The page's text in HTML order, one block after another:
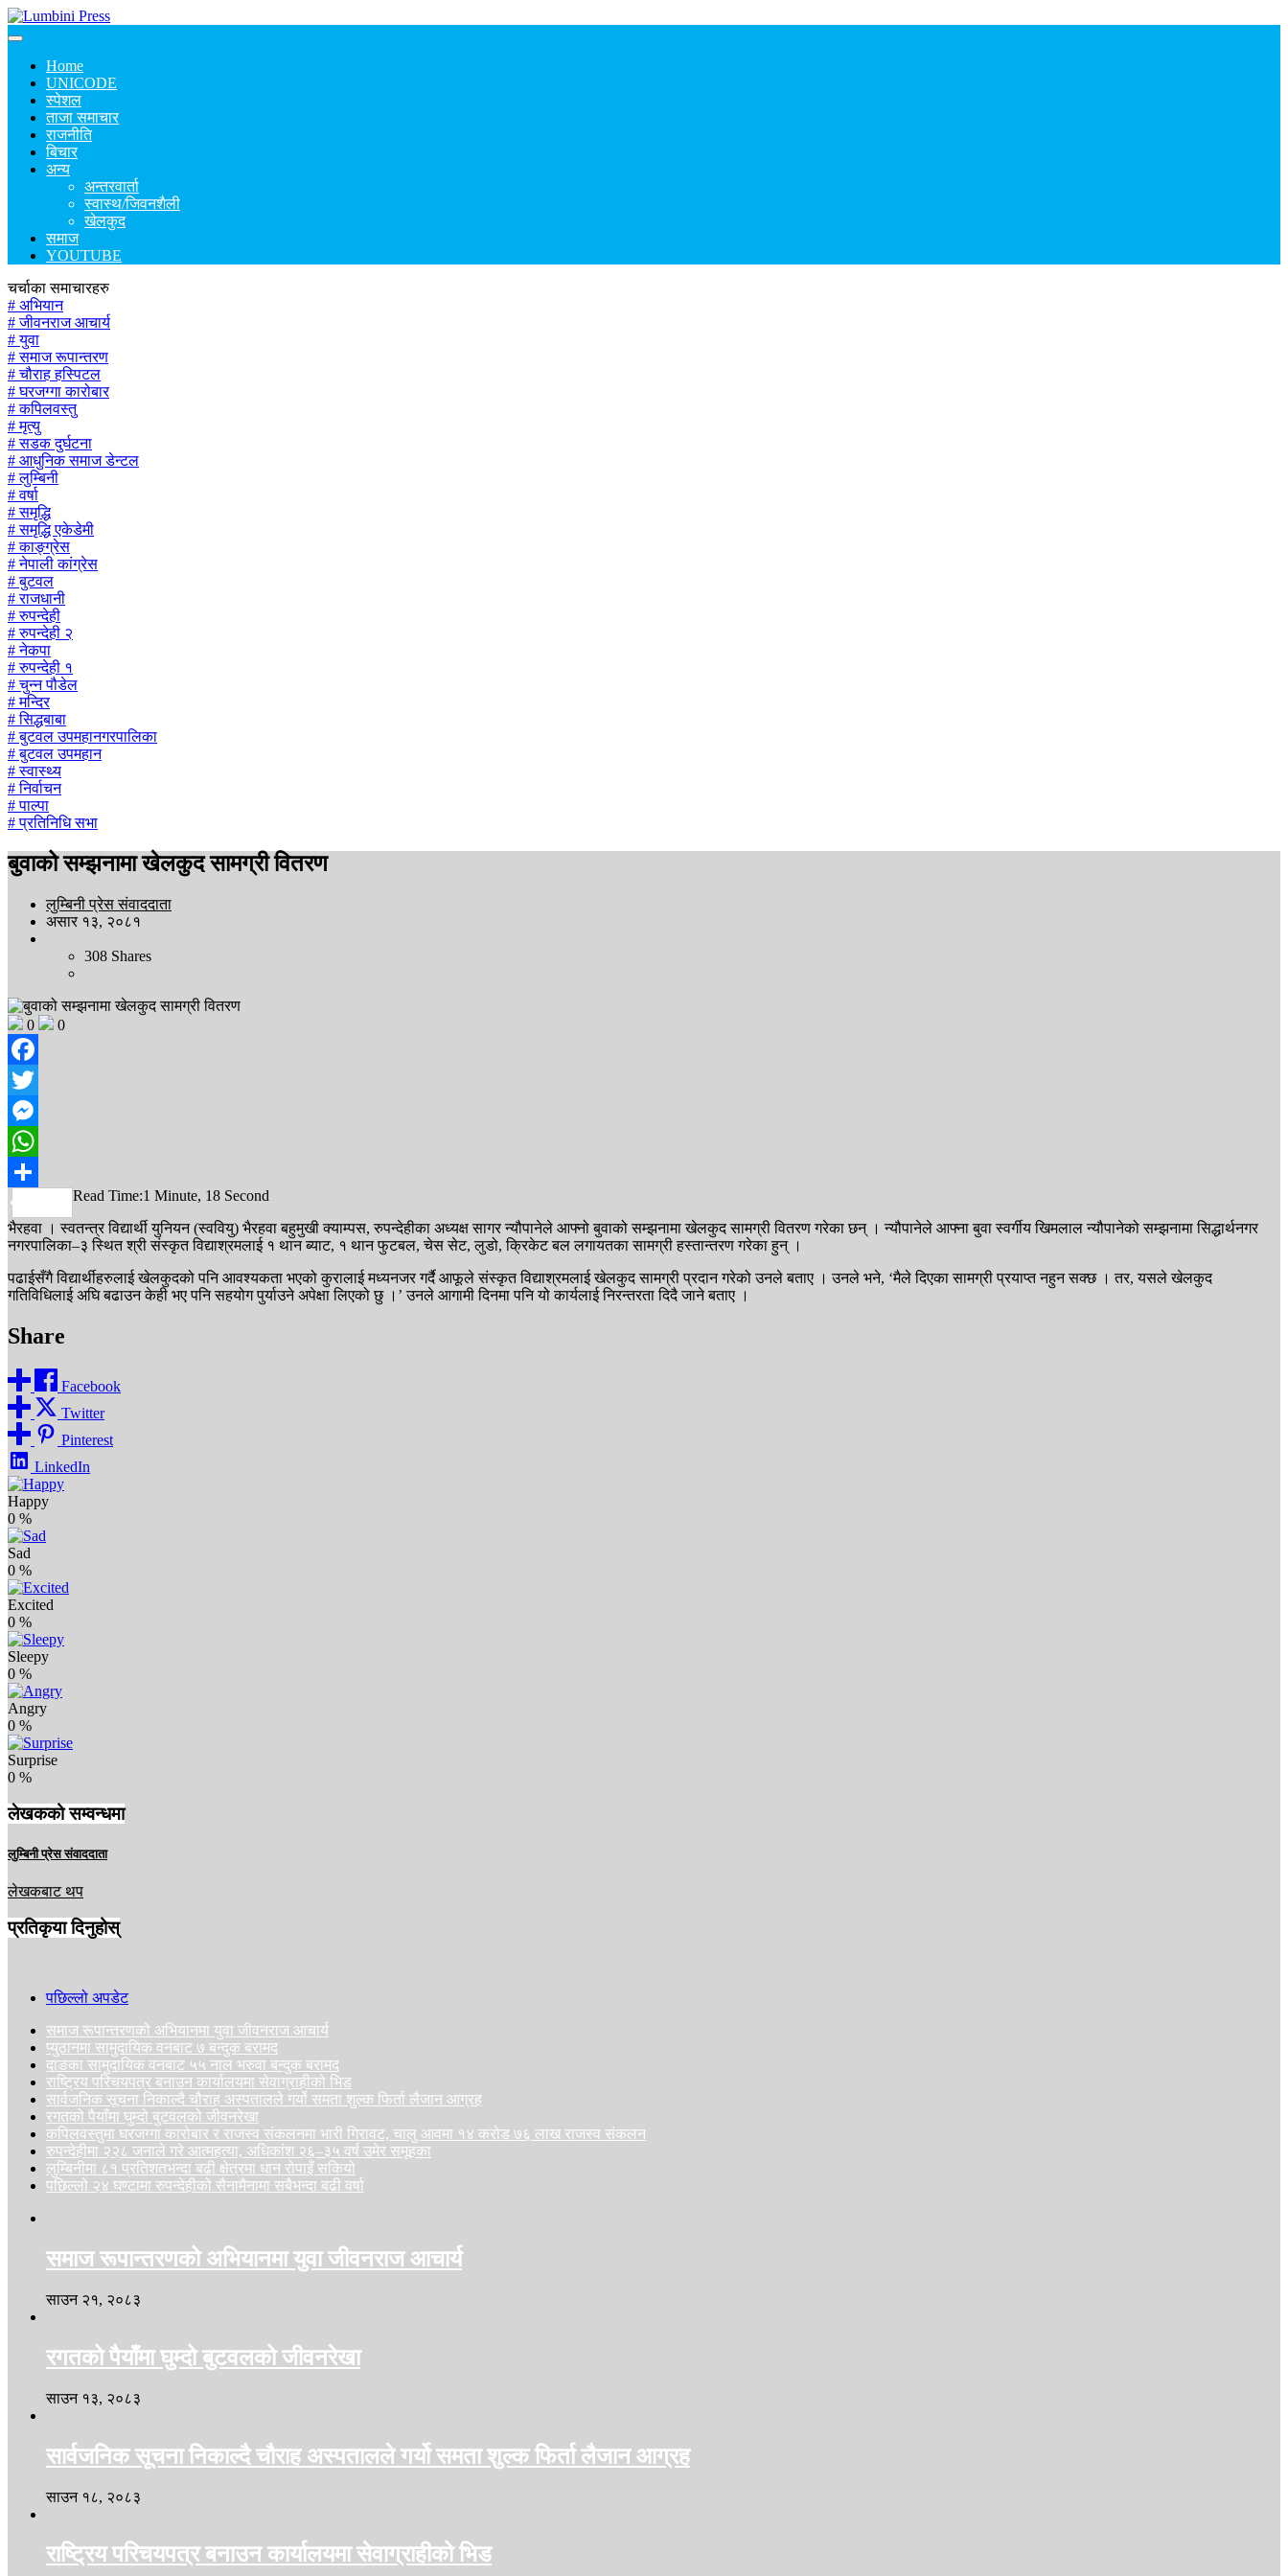
Home
UNICODE
स्पेशल
ताजा समाचार
राजनीति
बिचार
अन्य
अन्तरवार्ता
स्वास्थ/जिवनशैली
खेलकुद
समाज
YOUTUBE
चर्चाका समाचारहरु
# अभियान
# जीवनराज आचार्य
# युवा
# समाज रूपान्तरण
# चौराह हस्पिटल
# घरजग्गा कारोबार
# कपिलवस्तु
# मृत्यु
# सडक दुर्घटना
# आधुनिक समाज डेन्टल
# लुम्बिनी
# वर्षा
# समृद्धि
# समृद्धि एकेडेमी
# काङ्ग्रेस
# नेपाली कांग्रेस
# बुटवल
# राजधानी
# रुपन्देही
# रुपन्देही २
# नेकपा
# रुपन्देही १
# चुन्न पौडेल
# मन्दिर
# सिद्धबाबा
# बुटवल उपमहानगरपालिका
# बुटवल उपमहान
# स्वास्थ्य
# निर्वाचन
# पाल्पा
# प्रतिनिधि सभा
बुवाको सम्झनामा खेलकुद सामग्री वितरण
लुम्बिनी प्रेस संवाददाता
असार १३, २०८१
308 Shares
0 0
Facebook
Twitter
Messenger
WhatsApp
Share
Read Time:1 Minute, 18 Second
भैरहवा । स्वतन्त्र विद्यार्थी युनियन (स्ववियु) भैरहवा बहुमुखी क्याम्पस, रुपन्देहीका अध्यक्ष सागर न्यौपानेले आफ्नो बुवाको सम्झनामा खेलकुद सामग्री वितरण गरेका छन् । न्यौपानेले आफ्ना बुवा स्वर्गीय खिमलाल न्यौपानेको सम्झनामा सिद्धार्थनगर
नगरपालिका–३ स्थित श्री संस्कृत विद्याश्रमलाई १ थान ब्याट, १ थान फुटबल, चेस सेट, लुडो, क्रिकेट बल लगायतका सामग्री हस्तान्तरण गरेका हुन् ।
पढाईसँगै विद्यार्थीहरुलाई खेलकुदको पनि आवश्यकता भएको कुरालाई मध्यनजर गर्दै आफूले संस्कृत विद्याश्रमलाई खेलकुद सामग्री प्रदान गरेको उनले बताए । उनले भने, ‘मैले दिएका सामग्री प्रयाप्त नहुन सक्छ । तर, यसले खेलकुद
गतिविधिलाई अघि बढाउन केही भए पनि सहयोग पुर्याउने अपेक्षा लिएको छु ।’ उनले आगामी दिनमा पनि यो कार्यलाई निरन्तरता दिदै जाने बताए ।
Share
Facebook
Twitter
Pinterest
LinkedIn
Happy
0 %
Sad
0 %
Excited
0 %
Sleepy
0 %
Angry
0 %
Surprise
0 %
लेखकको सम्वन्धमा
लुम्बिनी प्रेस संवाददाता
लेखकबाट थप
प्रतिकृया दिनुहोस्
पछिल्लो अपडेट
समाज रूपान्तरणको अभियानमा युवा जीवनराज आचार्य
प्युठानमा सामुदायिक वनबाट ७ बन्दुक बरामद
दाङका सामुदायिक वनबाट ५५ नाल भरुवा बन्दुक बरामद
राष्ट्रिय परिचयपत्र बनाउन कार्यालयमा सेवाग्राहीको भिड
सार्वजनिक सूचना निकाल्दै चौराह अस्पतालले गर्यो समता शुल्क फिर्ता लैजान आग्रह
रगतको पैयाँमा घुम्दो बुटवलको जीवनरेखा
कपिलवस्तुमा घरजग्गा कारोबार र राजस्व संकलनमा भारी गिरावट, चालु आवमा १४ करोड ७६ लाख राजस्व संकलन
रुपन्देहीमा २२८ जनाले गरे आत्महत्या, अधिकांश २६–३५ वर्ष उमेर समूहका
लुम्बिनीमा ८१ प्रतिशतभन्दा बढी क्षेत्रमा धान रोपाइँ सकियो
पछिल्लो २४ घण्टामा रुपन्देहीको सैनामैनामा सबैभन्दा बढी वर्षा
समाज रूपान्तरणको अभियानमा युवा जीवनराज आचार्य
साउन २१, २०८३
रगतको पैयाँमा घुम्दो बुटवलको जीवनरेखा
साउन १३, २०८३
सार्वजनिक सूचना निकाल्दै चौराह अस्पतालले गर्यो समता शुल्क फिर्ता लैजान आग्रह
साउन १८, २०८३
राष्ट्रिय परिचयपत्र बनाउन कार्यालयमा सेवाग्राहीको भिड